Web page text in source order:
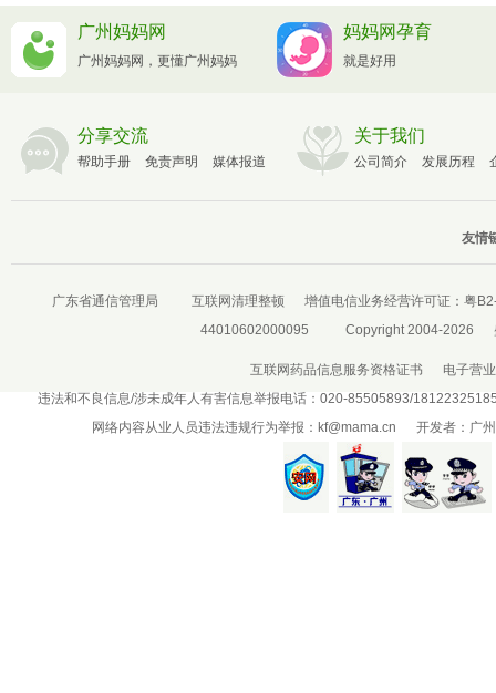
广州妈妈网
广州妈妈网，更懂广州妈妈
妈妈网孕育
就是好用
分享交流
帮助手册 免责声明 媒体报道
关于我们
公司简介 发展历程
友情
广东省通信管理局 互联网清理整顿 增值电信业务经营许可证： 粤
44010602000095
Copyright 2004-2026
互联网药品信息服务资格证书
电子营
违法和不良信息/涉未成年人有害信息举报电话：020-85505893/
网络内容从业人员违法违规行为举报： kf@mama.cn 开发者：广